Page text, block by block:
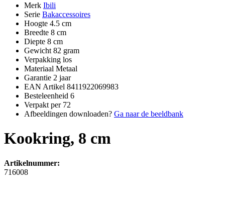
Merk Ibili
Serie Bakaccessoires
Hoogte 4.5 cm
Breedte 8 cm
Diepte 8 cm
Gewicht 82 gram
Verpakking los
Materiaal Metaal
Garantie 2 jaar
EAN Artikel 8411922069983
Besteleenheid 6
Verpakt per 72
Afbeeldingen downloaden? Ga naar de beeldbank
Kookring, 8 cm
Artikelnummer:
716008